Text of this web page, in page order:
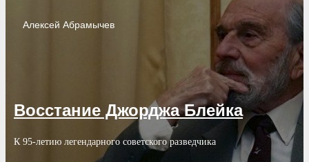
Алексей Абрамычев
Восстание Джорджа Блейка
К 95-летию легендарного советского разведчика